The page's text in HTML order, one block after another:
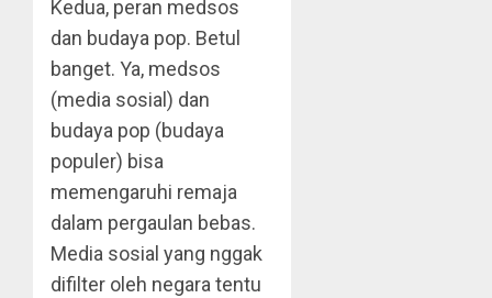
Kedua, peran medsos
dan budaya pop. Betul
banget. Ya, medsos
(media sosial) dan
budaya pop (budaya
populer) bisa
memengaruhi remaja
dalam pergaulan bebas.
Media sosial yang nggak
difilter oleh negara tentu